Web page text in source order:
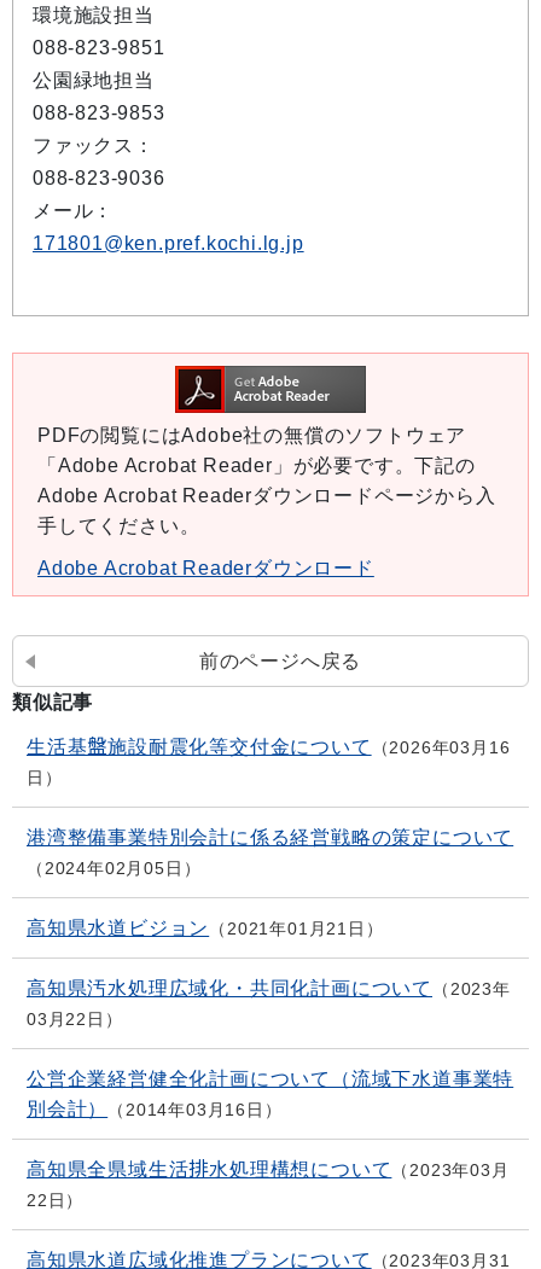
環境施設担当
088-823-9851
公園緑地担当
088-823-9853
ファックス：
088-823-9036
メール：
171801@ken.pref.kochi.lg.jp
PDFの閲覧にはAdobe社の無償のソフトウェア
「Adobe Acrobat Reader」が必要です。下記の
Adobe Acrobat Readerダウンロードページから入
手してください。
Adobe Acrobat Readerダウンロード
前のページへ戻る
類似記事
生活基盤施設耐震化等交付金について
2026年03月16
日
港湾整備事業特別会計に係る経営戦略の策定について
2024年02月05日
高知県水道ビジョン 2021年01月21日
高知県汚水処理広域化・共同化計画について
2023年
03月22日
公営企業経営健全化計画について（流域下水道事業特
別会計）
2014年03月16日
高知県全県域生活排水処理構想について
2023年03月
22日
高知県水道広域化推進プランについて
2023年03月31